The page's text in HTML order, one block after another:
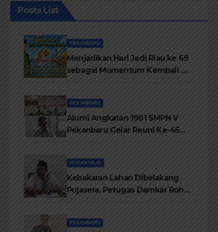
Posts List
PEKANBARU
Menjadikan Hari Jadi Riau ke 69
sebagai Momentum Kembali ke
PEKANBARU
Alumi Angkatan 1981 SMPN V
Pekanbaru Gelar Reuni Ke-45
ROKAN HILIR
Kebakaran Lahan Dibelakang
Pujasera, Petugas Damkar Rohil
PEKANBARU